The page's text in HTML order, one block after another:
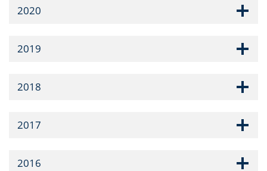
2020
2019
2018
2017
2016